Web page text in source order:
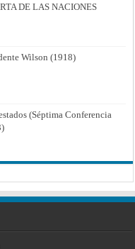
DE LAS NACIONES
Wilson (1918)
(Séptima Conferencia